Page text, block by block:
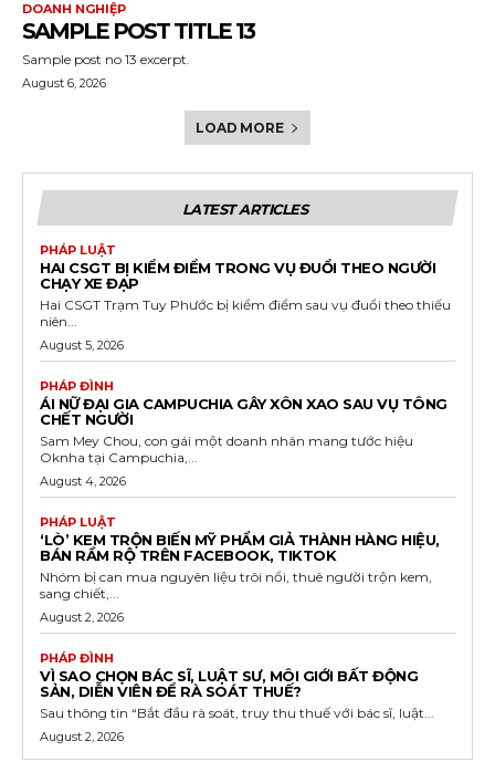
DOANH NGHIỆP
SAMPLE POST TITLE 13
Sample post no 13 excerpt.
August 6, 2026
LOAD MORE
LATEST ARTICLES
PHÁP LUẬT
HAI CSGT BỊ KIỂM ĐIỂM TRONG VỤ ĐUỔI THEO NGƯỜI
CHẠY XE ĐẠP
Hai CSGT Trạm Tuy Phước bị kiểm điểm sau vụ đuổi theo thiếu
niên...
August 5, 2026
PHÁP ĐÌNH
ÁI NỮ ĐẠI GIA CAMPUCHIA GÂY XÔN XAO SAU VỤ TÔNG
CHẾT NGƯỜI
Sam Mey Chou, con gái một doanh nhân mang tước hiệu
Oknha tại Campuchia,...
August 4, 2026
PHÁP LUẬT
‘LÒ’ KEM TRỘN BIẾN MỸ PHẨM GIẢ THÀNH HÀNG HIỆU,
BÁN RẦM RỘ TRÊN FACEBOOK, TIKTOK
Nhóm bị can mua nguyên liệu trôi nổi, thuê người trộn kem,
sang chiết,...
August 2, 2026
PHÁP ĐÌNH
VÌ SAO CHỌN BÁC SĨ, LUẬT SƯ, MÔI GIỚI BẤT ĐỘNG
SẢN, DIỄN VIÊN ĐỂ RÀ SOÁT THUẾ?
Sau thông tin “Bắt đầu rà soát, truy thu thuế với bác sĩ, luật...
August 2, 2026